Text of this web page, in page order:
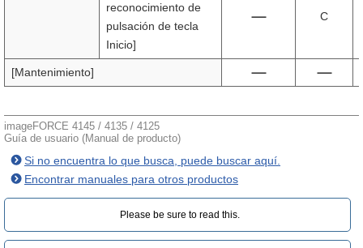
reconocimiento de
pulsación de tecla
Inicio]
C
[Mantenimiento]
imageFORCE 4145 / 4135 / 4125
Guía de usuario (Manual de producto)
Si no encuentra lo que busca, puede buscar aquí.
Encontrar manuales para otros productos
Please be sure to read this.‎